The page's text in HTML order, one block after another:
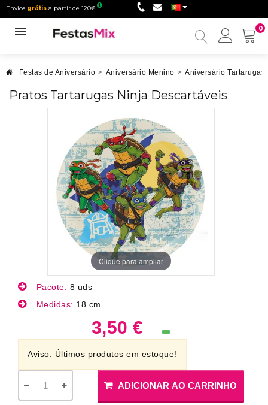
Envios grátis a partir de 120€
0
Minha
Festas de Aniversário > Aniversário Menino > Aniversário Tartarugas
Pratos Tartarugas Ninja Descartáveis
Clique para ampliar
Pacote: 8 uds
Medidas: 18 cm
3,50 €
Aviso: Últimos produtos em estoque!
ADICIONAR AO CARRINHO